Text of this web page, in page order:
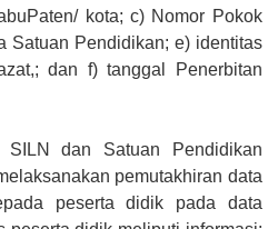
kota; c) Nomor Pokok
Satuan Pendidikan; e) identitas
dan f) tanggal Penerbitan
SILN dan Satuan Pendidikan
pemutakhiran data
peserta didik pada data